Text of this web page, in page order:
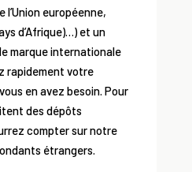
l’Union européenne,
d’Afrique)…) et un
marque internationale
rapidement votre
en avez besoin. Pour
des dépôts
compter sur notre
étrangers.